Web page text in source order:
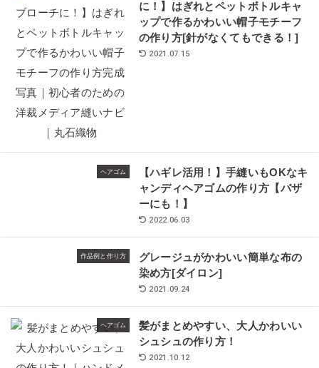
に！】はぎれとペットボトルキャ
ップで作るかわいい帽子モチーフ
の作り方[針がなくてもできる！]
2021.07.15
ヘアゴム
【ハギレ活用！】手縫いもOKなキ
ャンディヘアゴムの作り方【バザ
ーにも！】
2022.06.03
作品例と作り方
グレージュがかわいい簡単な布の
染め方[ダイロン]
2021.09.24
ヘアゴム
髪がまとめやすい、大人かわいい
シュシュの作り方！
2021.10.12